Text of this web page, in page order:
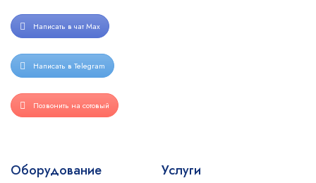
Написать в чат Max
Написать в Telegram
Позвонить на сотовый
Оборудование Услуги